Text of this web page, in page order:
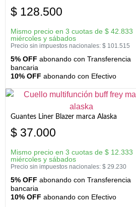
$ 128.500
Mismo precio en 3 cuotas de $ 42.833
miércoles y sábados
Precio sin impuestos nacionales: $ 101.515
5% OFF abonando con Transferencia
bancaria
10% OFF abonando con Efectivo
Guantes Liner Blazer marca Alaska
$ 37.000
Mismo precio en 3 cuotas de $ 12.333
miércoles y sábados
Precio sin impuestos nacionales: $ 29.230
5% OFF abonando con Transferencia
bancaria
10% OFF abonando con Efectivo